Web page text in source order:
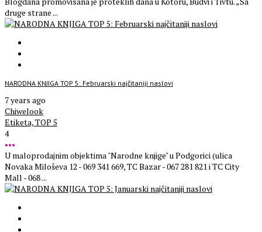
druge strane ...
NARODNA KNJIGA TOP 5: Februarski najčitaniji naslovi
7 years ago
Chiwelook
Etiketa,TOP 5
4
•••
U maloprodajnim objektima "Narodne knjige" u Podgorici (ulica
Novaka Miloševa 12 - 069 341 669, TC Bazar - 067 281 821 i TC City
Mall - 068 ...